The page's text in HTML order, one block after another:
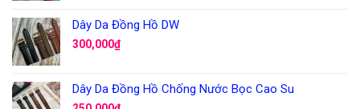
Dây Da Đồng Hồ DW
300,000₫
Dây Da Đồng Hồ Chống Nước Bọc Cao Su